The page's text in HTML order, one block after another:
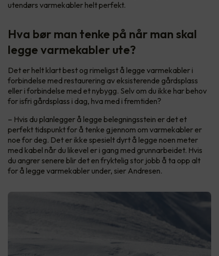
utendørs varmekabler helt perfekt.
Hva bør man tenke på når man skal
legge varmekabler ute?
Det er helt klart best og rimeligst å legge varmekabler i
forbindelse med restaurering av eksisterende gårdsplass
eller i forbindelse med et nybygg. Selv om du ikke har behov
for isfri gårdsplass i dag, hva med i fremtiden?
– Hvis du planlegger å legge belegningsstein er det et
perfekt tidspunkt for å tenke gjennom om varmekabler er
noe for deg. Det er ikke spesielt dyrt å legge noen meter
med kabel når du likevel er i gang med grunnarbeidet. Hvis
du angrer senere blir det en fryktelig stor jobb å ta opp alt
for å legge varmekabler under, sier Andresen.